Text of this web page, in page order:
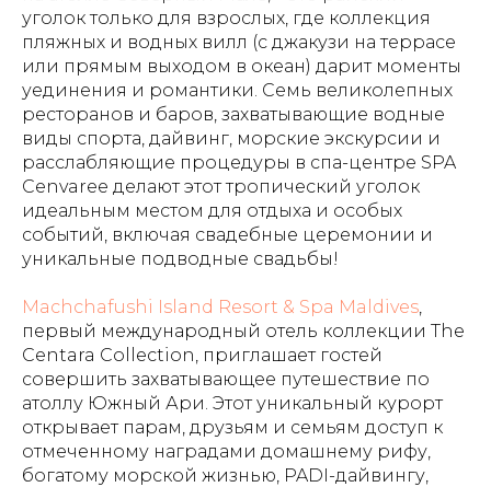
уголок только для взрослых, где коллекция
пляжных и водных вилл (с джакузи на террасе
или прямым выходом в океан) дарит моменты
уединения и романтики. Семь великолепных
ресторанов и баров, захватывающие водные
виды спорта, дайвинг, морские экскурсии и
расслабляющие процедуры в спа-центре SPA
Cenvaree делают этот тропический уголок
идеальным местом для отдыха и особых
событий, включая свадебные церемонии и
уникальные подводные свадьбы!
Machchafushi Island Resort & Spa Maldives,
первый международный отель коллекции The
Centara Collection, приглашает гостей
совершить захватывающее путешествие по
атоллу Южный Ари. Этот уникальный курорт
открывает парам, друзьям и семьям доступ к
отмеченному наградами домашнему рифу,
богатому морской жизнью, PADI-дайвингу,